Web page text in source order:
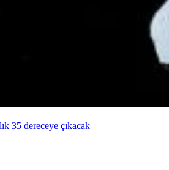
35 dereceye çıkacak